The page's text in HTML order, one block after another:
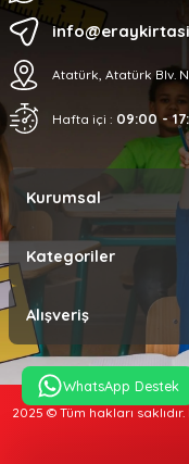
Atatürk, Atatürk Blv.
Hafta içi : 09:00 -
Kurumsal
Kategoriler
Alışveriş
2025 © Tüm hakları
WhatsApp Destek